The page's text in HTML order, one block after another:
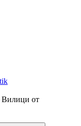
Вилици от